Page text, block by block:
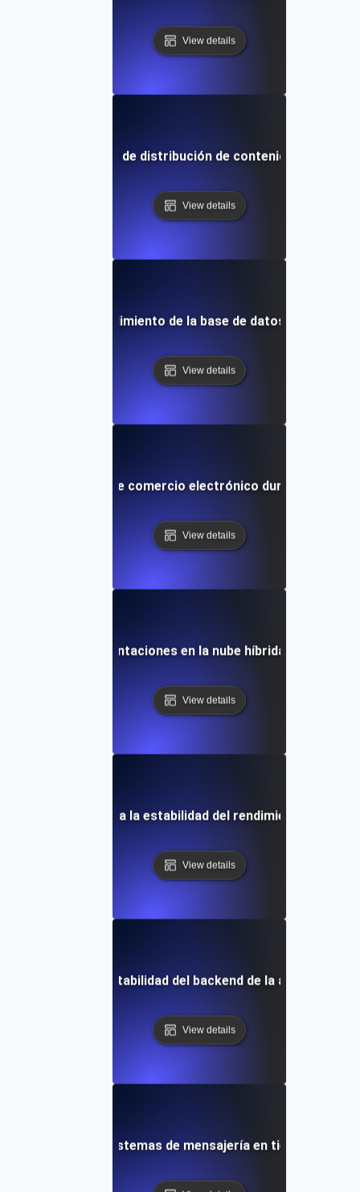
View details
para redes de distribución de contenido (CDNs)
View details
para el rendimiento de la base de datos durante
View details
plataformas de comercio electrónico durante
View details
para implementaciones en la nube híbrida durante
View details
de resistencia para la estabilidad del rendimiento a largo
View details
para la estabilidad del backend de la aplicación
View details
resistencia para sistemas de mensajería en tiempo real a